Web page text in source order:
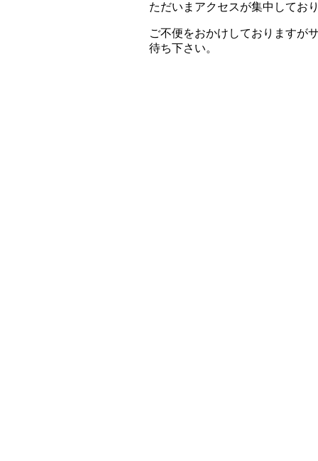
ただいまアクセスが集中してお
ご不便をおかけしておりますが
待ち下さい。